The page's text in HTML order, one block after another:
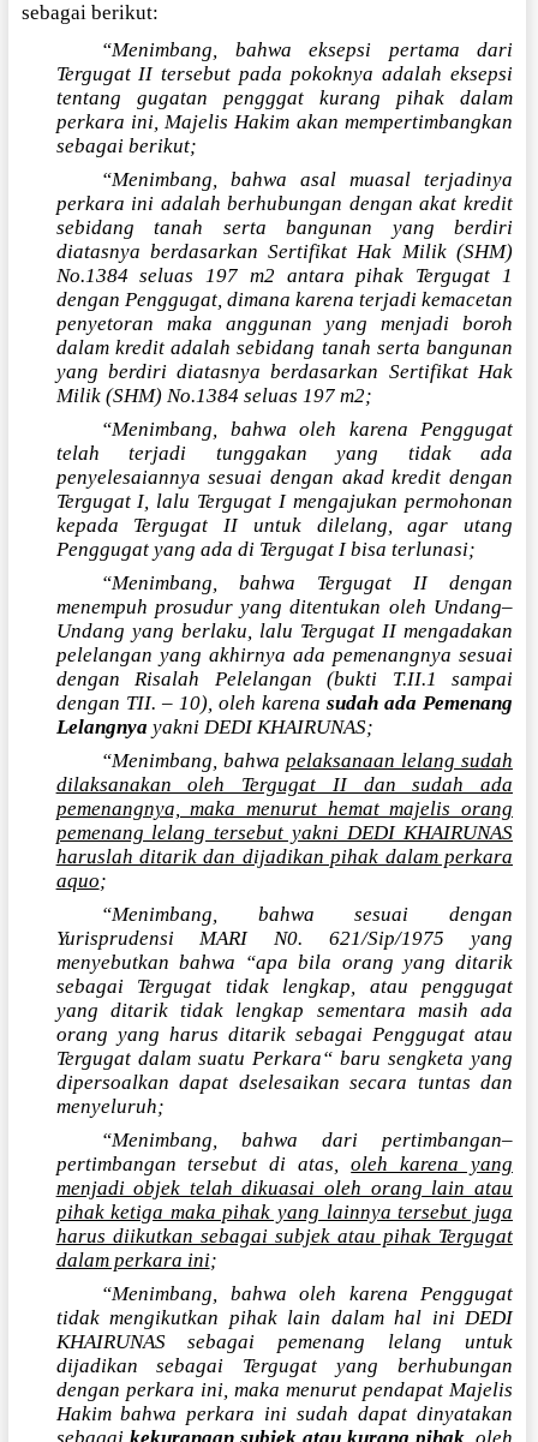
sebagai berikut:
“Menimbang, bahwa eksepsi pertama dari
Tergugat II tersebut pada pokoknya adalah eksepsi
tentang gugatan pengggat kurang pihak dalam
perkara ini, Majelis Hakim akan mempertimbangkan
sebagai berikut;
“Menimbang, bahwa asal muasal terjadinya
perkara ini adalah berhubungan dengan akat kredit
sebidang tanah serta bangunan yang berdiri
diatasnya berdasarkan Sertifikat Hak Milik (SHM)
No.1384 seluas 197 m2 antara pihak Tergugat 1
dengan Penggugat, dimana karena terjadi kemacetan
penyetoran maka anggunan yang menjadi boroh
dalam kredit adalah sebidang tanah serta bangunan
yang berdiri diatasnya berdasarkan Sertifikat Hak
Milik (SHM) No.1384 seluas 197 m2;
“Menimbang, bahwa oleh karena Penggugat
telah terjadi tunggakan yang tidak ada
penyelesaiannya sesuai dengan akad kredit dengan
Tergugat I, lalu Tergugat I mengajukan permohonan
kepada Tergugat II untuk dilelang, agar utang
Penggugat yang ada di Tergugat I bisa terlunasi;
“Menimbang, bahwa Tergugat II dengan
menempuh prosudur yang ditentukan oleh Undang–
Undang yang berlaku, lalu Tergugat II mengadakan
pelelangan yang akhirnya ada pemenangnya sesuai
dengan Risalah Pelelangan (bukti T.II.1 sampai
dengan TII. – 10), oleh karena sudah ada Pemenang
Lelangnya yakni DEDI KHAIRUNAS;
“Menimbang, bahwapelaksanaan lelang sudah
dilaksanakan oleh Tergugat II dan sudah ada
pemenangnya, maka menurut hemat majelis orang
pemenang lelang tersebut yakni DEDI KHAIRUNAS
haruslah ditarik dan dijadikan pihak dalam perkara
aquo;
“Menimbang, bahwa sesuai dengan
Yurisprudensi MARI N0. 621/Sip/1975 yang
menyebutkan bahwa “apa bila orang yang ditarik
sebagai Tergugat tidak lengkap, atau penggugat
yang ditarik tidak lengkap sementara masih ada
orang yang harus ditarik sebagai Penggugat atau
Tergugat dalam suatu Perkara“ baru sengketa yang
dipersoalkan dapat dselesaikan secara tuntas dan
menyeluruh;
“Menimbang, bahwa dari pertimbangan–
pertimbangan tersebut di atas,oleh karena yang
menjadi objek telah dikuasai oleh orang lain atau
pihak ketiga maka pihak yang lainnya tersebut juga
harus diikutkan sebagai subjek atau pihak Tergugat
dalam perkara ini;
“Menimbang, bahwa oleh karena Penggugat
tidak mengikutkan pihak lain dalam hal ini DEDI
KHAIRUNAS sebagai pemenang lelang untuk
dijadikan sebagai Tergugat yang berhubungan
dengan perkara ini, maka menurut pendapat Majelis
Hakim bahwa perkara ini sudah dapat dinyatakan